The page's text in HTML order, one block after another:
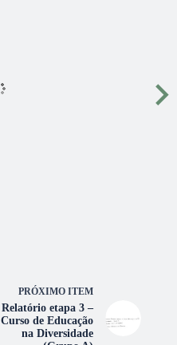
PRÓXIMO ITEM
Relatório etapa 3 –
Curso de Educação
na Diversidade